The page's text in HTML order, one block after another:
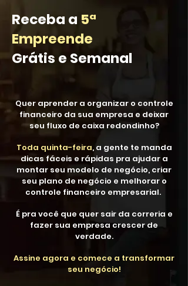
Receba a 5ª
Empreende
Grátis e Semanal
Quer aprender a organizar o controle
financeiro da sua empresa e deixar
seu fluxo de caixa redondinho?
Toda quinta-feira, a gente te manda
dicas fáceis e rápidas pra ajudar a
montar seu modelo de negócio, criar
seu plano de negócio e melhorar o
controle financeiro empresarial.
É pra você que quer sair da correria e
fazer sua empresa crescer de
verdade.
Assine agora e comece a transformar
seu negócio!